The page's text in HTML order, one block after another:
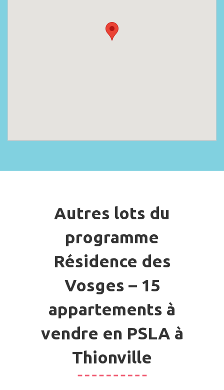
Autres lots du
programme
Résidence des
Vosges – 15
appartements à
vendre en PSLA à
Thionville